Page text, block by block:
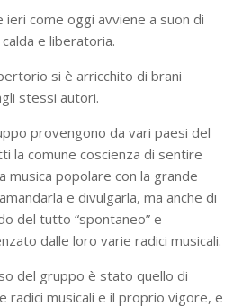
ieri come oggi avviene a suon di
e liberatoria.
si è arricchito di brani
stessi autori.
provengono da vari paesi del
la comune coscienza di sentire
musica popolare con la grande
e divulgarla, ma anche di
del tutto “spontaneo” e
dalle loro varie radici musicali.
del gruppo è stato quello di
radici musicali e il proprio vigore, e